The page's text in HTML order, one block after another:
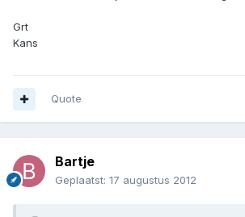
Grt
Kans
Quote
Bartje
Geplaatst: 17 augustus 2012